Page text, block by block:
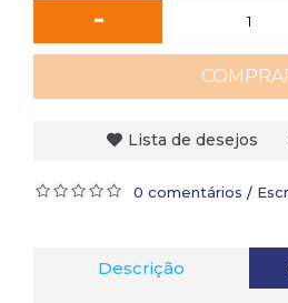
-
Lista de desejos
0 comentários /
Descrição